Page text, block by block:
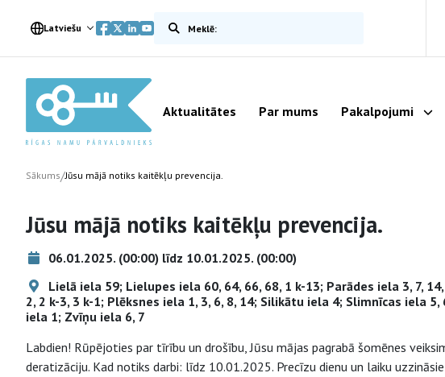
Latviešu Meklēt vietnē
Aktualitātes Par mums Pakalpojumi
Sākums/Jūsu mājā notiks kaitēkļu prevencija.
Jūsu mājā notiks kaitēkļu prevencija.
06.01.2025. (00:00) līdz 10.01.2025. (00:00)
Lielā iela 59; Lielupes iela 60, 64, 66, 68, 1 k-13; Parādes iela 3, 7,
2, 2 k-3, 3 k-1; Plēksnes iela 1, 3, 6, 8, 14; Silikātu iela 4; Slimnīcas iela
iela 1; Zvīņu iela 6, 7
Labdien! Rūpējoties par tīrību un drošību, Jūsu mājas pagrabā šomēnes
deratizāciju. Kad notiks darbi: līdz 10.01.2025. Precīzu dienu un laiku